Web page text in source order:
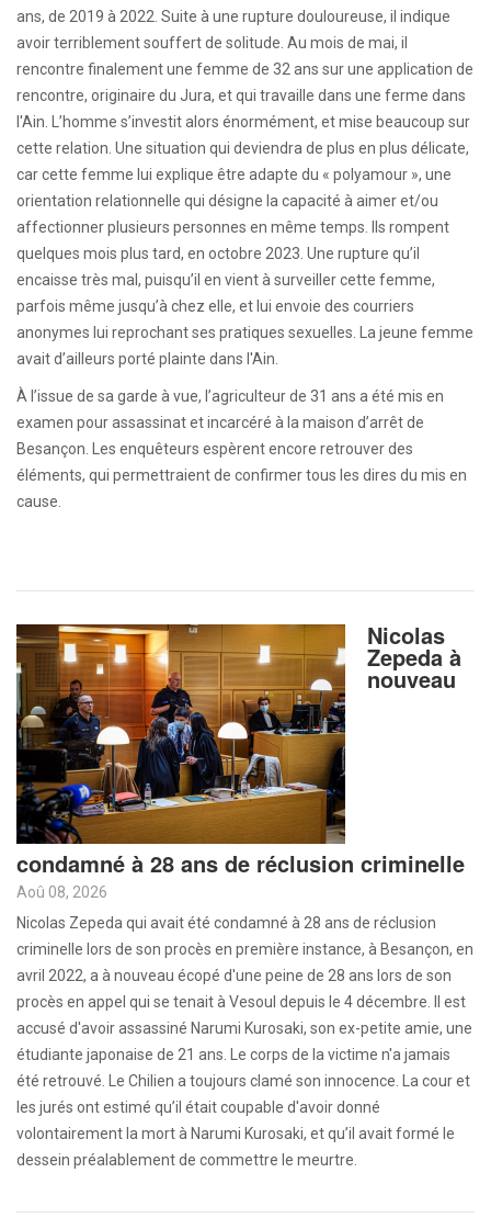
ans, de 2019 à 2022. Suite à une rupture douloureuse, il indique
avoir terriblement souffert de solitude. Au mois de mai, il
rencontre finalement une femme de 32 ans sur une application de
rencontre, originaire du Jura, et qui travaille dans une ferme dans
l'Ain. L’homme s’investit alors énormément, et mise beaucoup sur
cette relation. Une situation qui deviendra de plus en plus délicate,
car cette femme lui explique être adapte du « polyamour », une
orientation relationnelle qui désigne la capacité à aimer et/ou
affectionner plusieurs personnes en même temps. Ils rompent
quelques mois plus tard, en octobre 2023. Une rupture qu’il
encaisse très mal, puisqu’il en vient à surveiller cette femme,
parfois même jusqu’à chez elle, et lui envoie des courriers
anonymes lui reprochant ses pratiques sexuelles. La jeune femme
avait d’ailleurs porté plainte dans l'Ain.
À l’issue de sa garde à vue, l’agriculteur de 31 ans a été mis en
examen pour assassinat et incarcéré à la maison d’arrêt de
Besançon. Les enquêteurs espèrent encore retrouver des
éléments, qui permettraient de confirmer tous les dires du mis en
cause.
Nicolas
Zepeda à
nouveau
condamné à 28 ans de réclusion criminelle
Aoû 08, 2026
Nicolas Zepeda qui avait été condamné à 28 ans de réclusion
criminelle lors de son procès en première instance, à Besançon, en
avril 2022, a à nouveau écopé d'une peine de 28 ans lors de son
procès en appel qui se tenait à Vesoul depuis le 4 décembre. Il est
accusé d'avoir assassiné Narumi Kurosaki, son ex-petite amie, une
étudiante japonaise de 21 ans. Le corps de la victime n'a jamais
été retrouvé. Le Chilien a toujours clamé son innocence. La cour et
les jurés ont estimé qu’il était coupable d'avoir donné
volontairement la mort à Narumi Kurosaki, et qu’il avait formé le
dessein préalablement de commettre le meurtre.